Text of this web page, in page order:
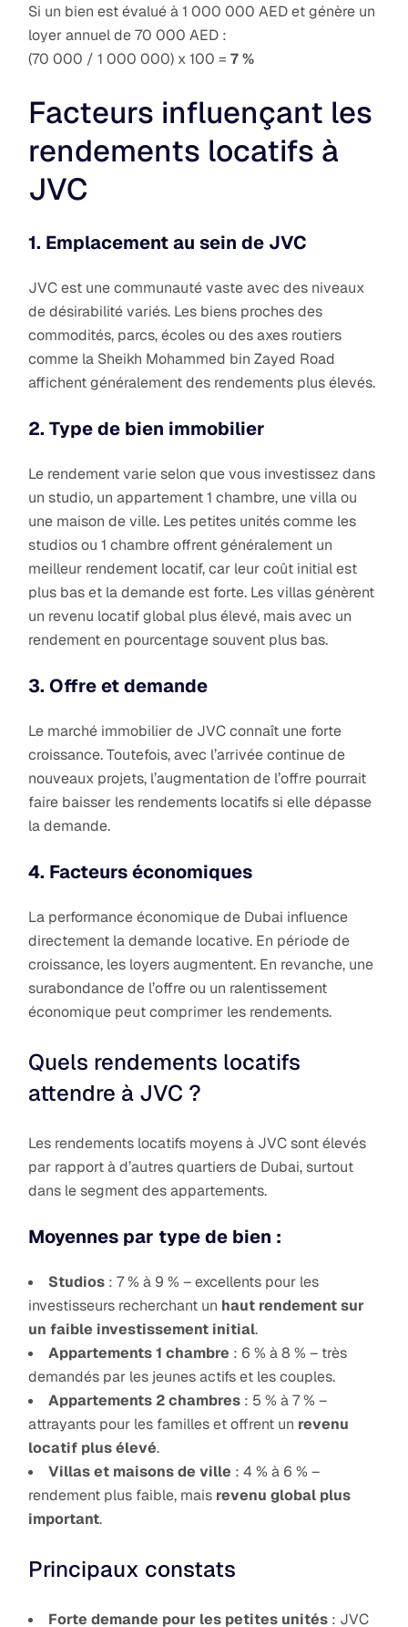
Si un bien est évalué à 1 000 000 AED et génère un
loyer annuel de 70 000 AED :
(70 000 / 1 000 000) x 100 =7 %
Facteurs influençant les
rendements locatifs à
JVC
1. Emplacement au sein de JVC
JVC est une communauté vaste avec des niveaux
de désirabilité variés. Les biens proches des
commodités, parcs, écoles ou des axes routiers
comme la Sheikh Mohammed bin Zayed Road
affichent généralement des rendements plus élevés.
2. Type de bien immobilier
Le rendement varie selon que vous investissez dans
un studio, un appartement 1 chambre, une villa ou
une maison de ville. Les petites unités comme les
studios ou 1 chambre offrent généralement un
meilleur rendement locatif, car leur coût initial est
plus bas et la demande est forte. Les villas génèrent
un revenu locatif global plus élevé, mais avec un
rendement en pourcentage souvent plus bas.
3. Offre et demande
Le marché immobilier de JVC connaît une forte
croissance. Toutefois, avec l’arrivée continue de
nouveaux projets, l’augmentation de l’offre pourrait
faire baisser les rendements locatifs si elle dépasse
la demande.
4. Facteurs économiques
La performance économique de Dubai influence
directement la demande locative. En période de
croissance, les loyers augmentent. En revanche, une
surabondance de l’offre ou un ralentissement
économique peut comprimer les rendements.
Quels rendements locatifs
attendre à JVC ?
Les rendements locatifs moyens à JVC sont élevés
par rapport à d’autres quartiers de Dubai, surtout
dans le segment des appartements.
Moyennes par type de bien :
Studios : 7 % à 9 % – excellents pour les
investisseurs recherchant un haut rendement sur
un faible investissement initial.
Appartements 1 chambre : 6 % à 8 % – très
demandés par les jeunes actifs et les couples.
Appartements 2 chambres : 5 % à 7 % –
attrayants pour les familles et offrent un revenu
locatif plus élevé.
Villas et maisons de ville : 4 % à 6 % –
rendement plus faible, mais revenu global plus
important.
Principaux constats
Forte demande pour les petites unités : JVC